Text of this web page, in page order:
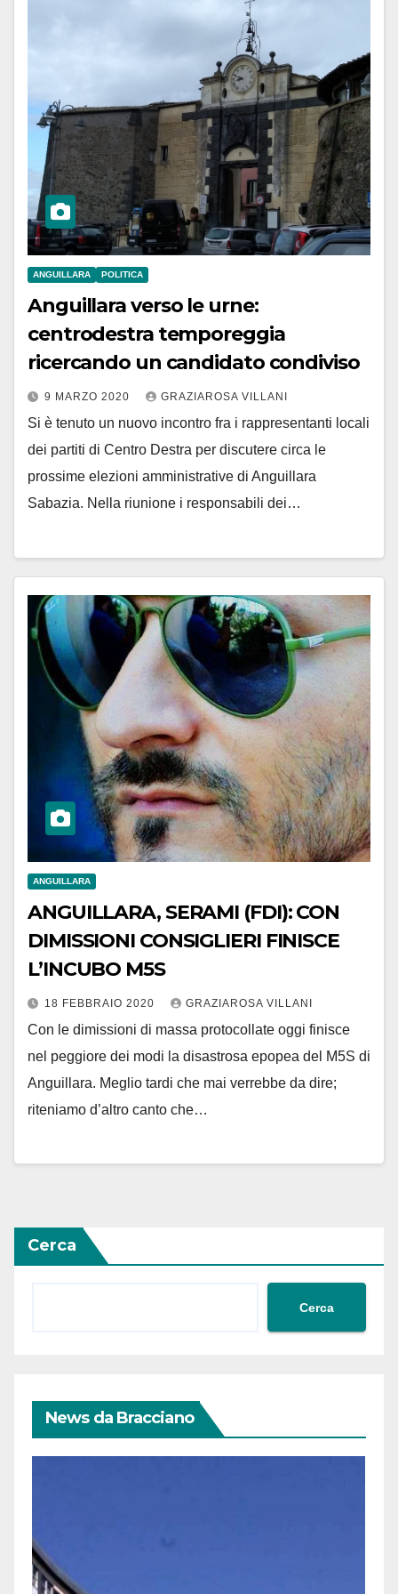
ANGUILLARA POLITICA
Anguillara verso le urne:
centrodestra temporeggia
ricercando un candidato condiviso
9 MARZO 2020 GRAZIAROSA VILLANI
Si è tenuto un nuovo incontro fra i rappresentanti locali
dei partiti di Centro Destra per discutere circa le
prossime elezioni amministrative di Anguillara
Sabazia. Nella riunione i responsabili dei…
ANGUILLARA
ANGUILLARA, SERAMI (FDI): CON
DIMISSIONI CONSIGLIERI FINISCE
L’INCUBO M5S
18 FEBBRAIO 2020 GRAZIAROSA VILLANI
Con le dimissioni di massa protocollate oggi finisce
nel peggiore dei modi la disastrosa epopea del M5S di
Anguillara. Meglio tardi che mai verrebbe da dire;
riteniamo d’altro canto che…
Cerca
Cerca
News da Bracciano